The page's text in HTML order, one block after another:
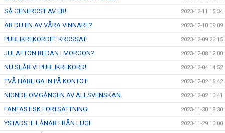
SÅ GENERÖST AV ER! 2023-12-11 15:34
ÄR DU EN AV VÅRA VINNARE? 2023-12-10 09:09
PUBLIKREKORDET KROSSAT! 2023-12-09 22:15
JULAFTON REDAN I MORGON? 2023-12-08 12:00
NU SLÅR VI PUBLIKREKORD! 2023-12-04 14:52
TVÅ HÄRLIGA IN PÅ KONTOT! 2023-12-02 16:42
NIONDE OMGÅNGEN AV ALLSVENSKAN. 2023-12-02 10:41
FANTASTISK FORTSÄTTNING! 2023-11-30 18:30
YSTADS IF LÅNAR FRÅN LUGI. 2023-11-29 10:00